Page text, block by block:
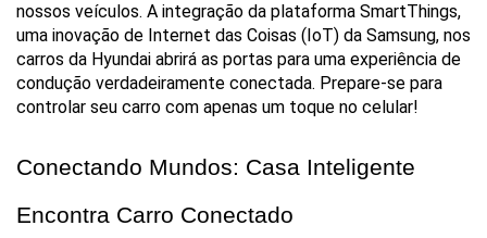
nossos veículos. A integração da plataforma SmartThings,
uma inovação de Internet das Coisas (IoT) da Samsung, nos
carros da Hyundai abrirá as portas para uma experiência de
condução verdadeiramente conectada. Prepare-se para
controlar seu carro com apenas um toque no celular!
Conectando Mundos: Casa Inteligente
Encontra Carro Conectado